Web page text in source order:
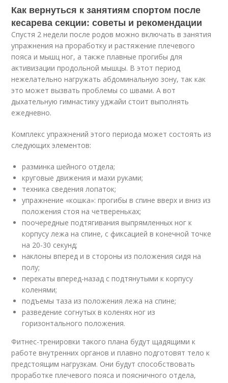
Как вернуться к занятиям спортом после
кесарева секции: советы и рекомендации
Спустя 2 недели после родов можно включать в занятия
упражнения на проработку и растяжение плечевого
пояса и мышц ног, а также плавные прогибы для
активизации продольной мышцы. В этот период
нежелательно нагружать абдоминальную зону, так как
это может вызвать проблемы со швами. А вот
дыхательную гимнастику уджайи стоит выполнять
ежедневно.
Комплекс упражнений этого периода может состоять из
следующих элементов:
разминка шейного отдела;
круговые движения и махи руками;
техника сведения лопаток;
упражнение «кошка»: прогибы в спине вверх и вниз из
положения стоя на четвереньках;
поочередные подтягивания выпрямленных ног к
корпусу лежа на спине, с фиксацией в конечной точке
на 20-30 секунд;
наклоны вперед и в стороны из положения сидя на
полу;
перекаты вперед-назад с подтянутыми к корпусу
коленями;
подъемы таза из положения лежа на спине;
разведение согнутых в коленях ног из
горизонтального положения.
Фитнес-тренировки такого плана будут щадящими к
работе внутренних органов и плавно подготовят тело к
предстоящим нагрузкам. Они будут способствовать
проработке плечевого пояса и поясничного отдела,